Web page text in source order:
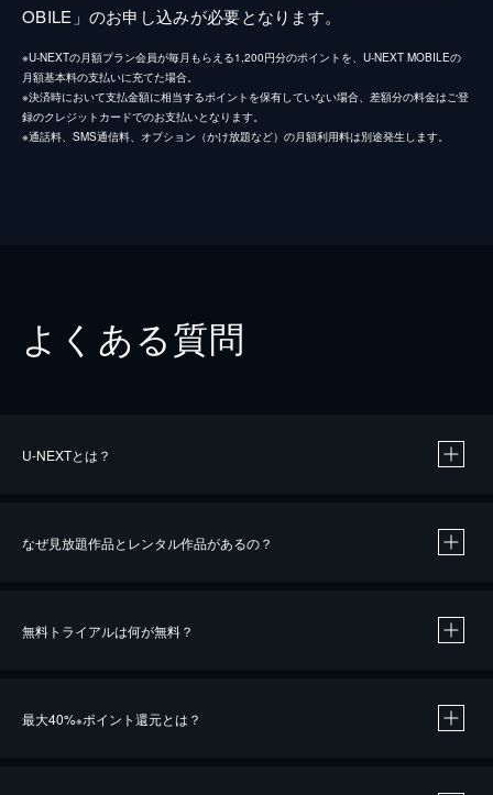
OBILE」のお申し込みが必要となります。
※U-NEXTの月額プラン会員が毎月もらえる1,200円分のポイントを、U-NEXT MOBILEの
月額基本料の支払いに充てた場合。
※決済時において支払金額に相当するポイントを保有していない場合、差額分の料金はご登
録のクレジットカードでのお支払いとなります。
※通話料、SMS通信料、オプション（かけ放題など）の月額利用料は別途発生します。
よくある質問
U-NEXTとは？
なぜ見放題作品とレンタル作品があるの？
無料トライアルは何が無料？
最大40%※ポイント還元とは？